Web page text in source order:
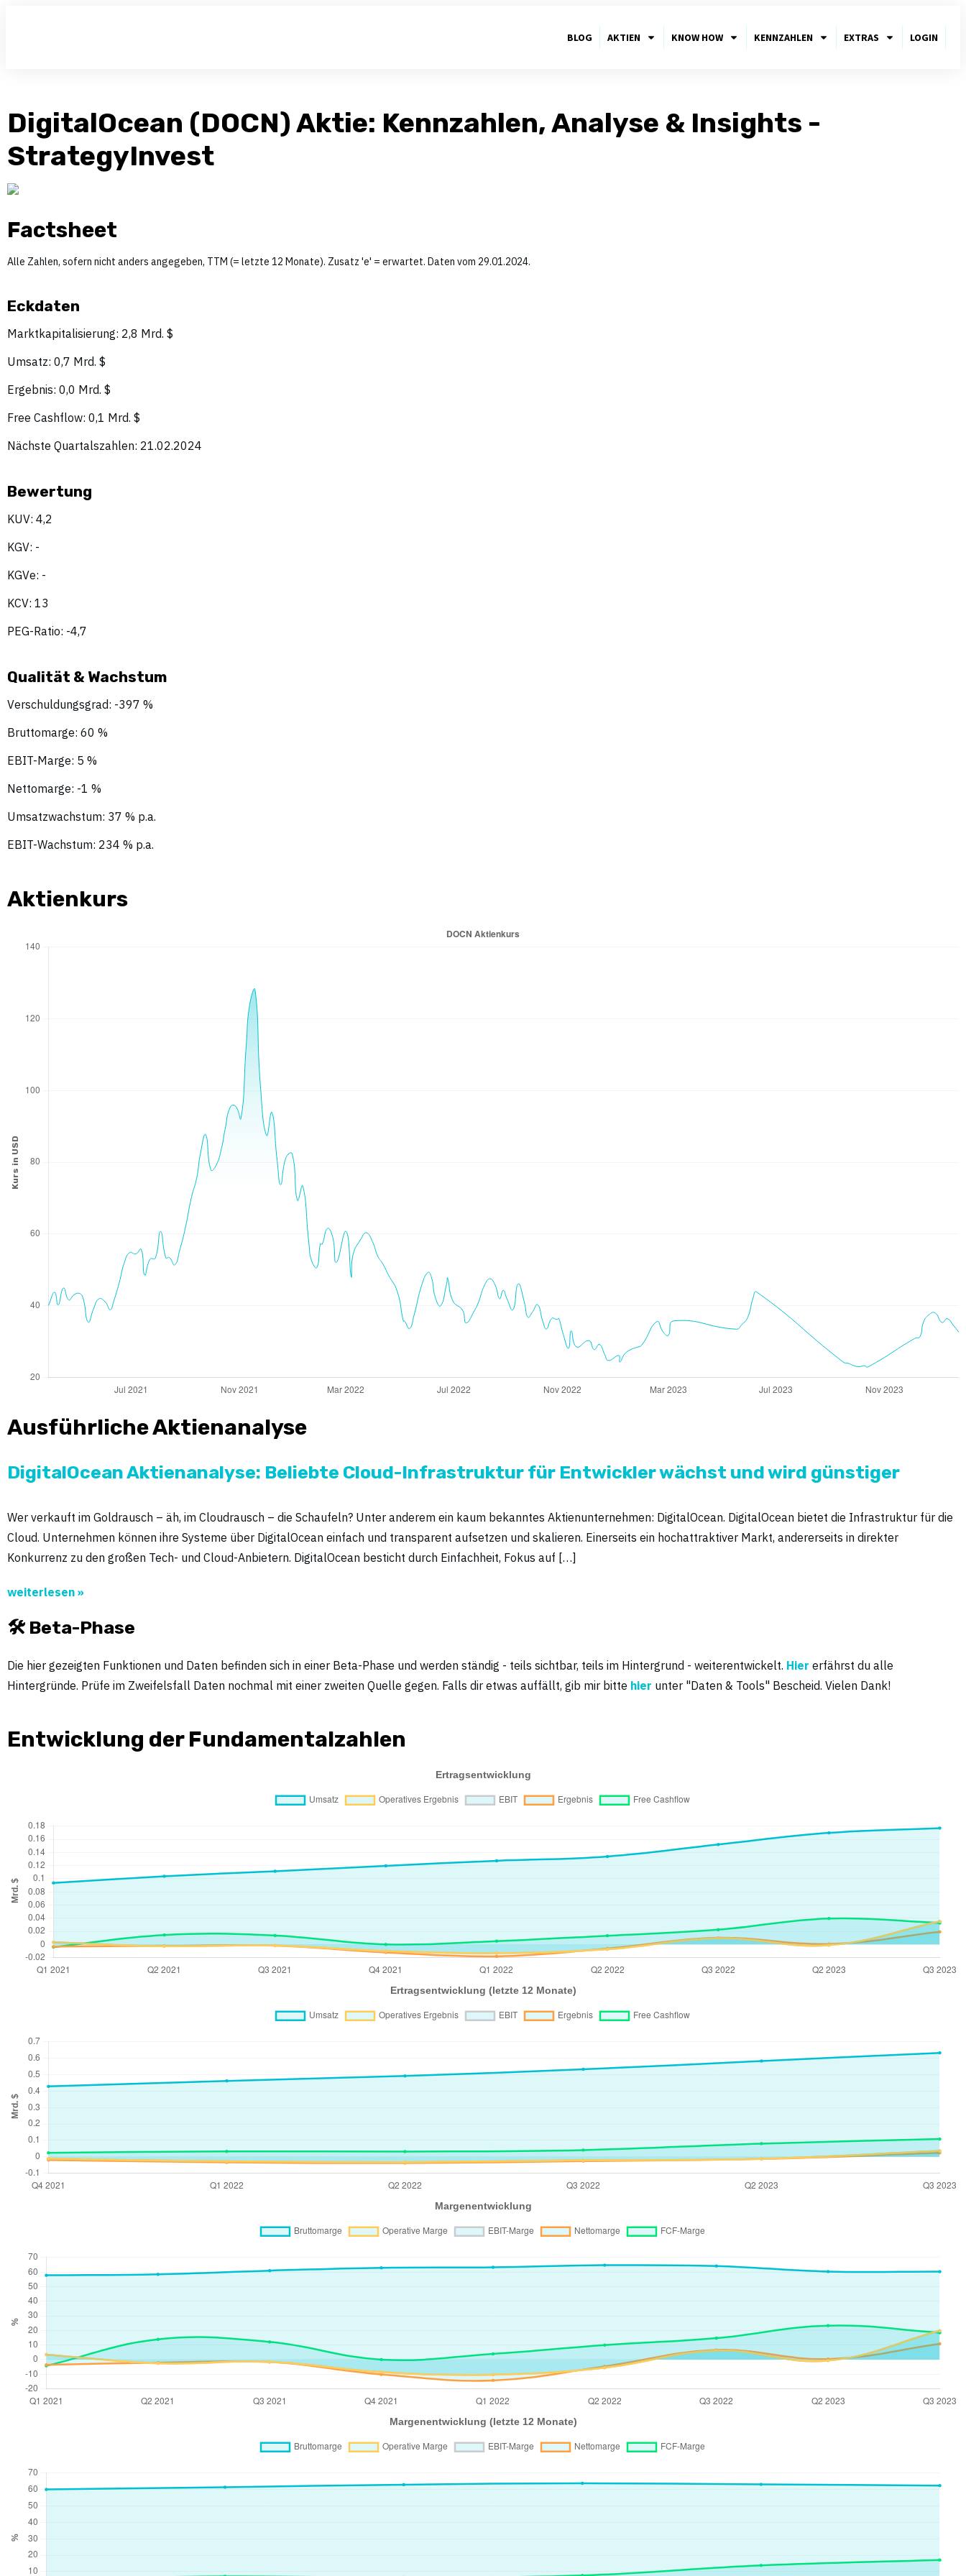
BLOG AKTIEN KNOW HOW KENNZAHLEN EXTRAS LOGIN
DigitalOcean (DOCN) Aktie: Kennzahlen, Analyse & Insights -
StrategyInvest
Factsheet
Alle Zahlen, sofern nicht anders angegeben, TTM (= letzte 12 Monate). Zusatz 'e' = erwartet. Daten vom 29.01.2024.
Eckdaten
Marktkapitalisierung: 2,8 Mrd. $
Umsatz: 0,7 Mrd. $
Ergebnis: 0,0 Mrd. $
Free Cashflow: 0,1 Mrd. $
Nächste Quartalszahlen: 21.02.2024
Bewertung
KUV: 4,2
KGV: -
KGVe: -
KCV: 13
PEG-Ratio: -4,7
Qualität & Wachstum
Verschuldungsgrad: -397 %
Bruttomarge: 60 %
EBIT-Marge: 5 %
Nettomarge: -1 %
Umsatzwachstum: 37 % p.a.
EBIT-Wachstum: 234 % p.a.
Aktienkurs
Ausführliche Aktienanalyse
DigitalOcean Aktienanalyse: Beliebte Cloud-Infrastruktur für Entwickler wächst und wird günstiger
Wer verkauft im Goldrausch – äh, im Cloudrausch – die Schaufeln? Unter anderem ein kaum bekanntes Aktienunternehmen: DigitalOcean. DigitalOcean bietet die Infrastruktur für die
Cloud. Unternehmen können ihre Systeme über DigitalOcean einfach und transparent aufsetzen und skalieren. Einerseits ein hochattraktiver Markt, andererseits in direkter
Konkurrenz zu den großen Tech- und Cloud-Anbietern. DigitalOcean besticht durch Einfachheit, Fokus auf […]
weiterlesen »
🛠 Beta-Phase
Die hier gezeigten Funktionen und Daten befinden sich in einer Beta-Phase und werden ständig - teils sichtbar, teils im Hintergrund - weiterentwickelt. Hier erfährst du alle
Hintergründe. Prüfe im Zweifelsfall Daten nochmal mit einer zweiten Quelle gegen. Falls dir etwas auffällt, gib mir bitte hier unter "Daten & Tools" Bescheid. Vielen Dank!
Entwicklung der Fundamentalzahlen